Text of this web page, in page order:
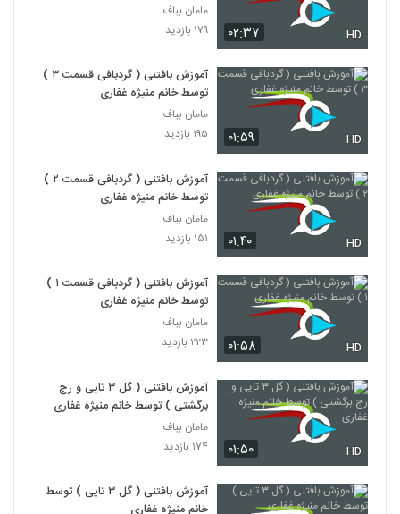
۰۲:۳۷ HD
مامان بباف
۱۷۹ بازدید
۰۱:۵۹ HD
آموزش بافتنی ( گردبافی قسمت ۳ )
توسط خانم منیژه غفاری
مامان بباف
۱۹۵ بازدید
۰۱:۴۰ HD
آموزش بافتنی ( گردبافی قسمت ۲ )
توسط خانم منیژه غفاری
مامان بباف
۱۵۱ بازدید
۰۱:۵۸ HD
آموزش بافتنی ( گردبافی قسمت ۱ )
توسط خانم منیژه غفاری
مامان بباف
۲۲۳ بازدید
۰۱:۵۰ HD
آموزش بافتنی ( گل ۳ تایی و رج
برگشتی ) توسط خانم منیژه غفاری
مامان بباف
۱۷۴ بازدید
آموزش بافتنی ( گل ۳ تایی ) توسط
خانم منیژه غفاری